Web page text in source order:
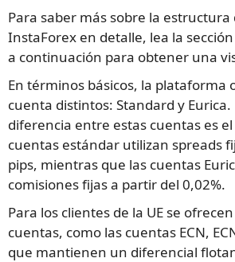
Para saber más sobre la estructura
InstaForex en detalle, lea la
a continuación para obtener una
En términos básicos, la plataforma
cuenta distintos: Standard y Eurica.
diferencia entre estas cuentas es
cuentas estándar utilizan spreads
pips, mientras que las cuentas
comisiones fijas a partir del 0,02%.
Para los clientes de la UE se
cuentas, como las cuentas ECN,
que mantienen un diferencial